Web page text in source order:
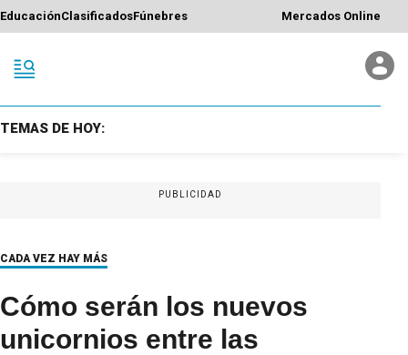
EducaciónClasificadosFúnebres Mercados Online
TEMAS DE HOY:
PUBLICIDAD
CADA VEZ HAY MÁS
Cómo serán los nuevos
unicornios entre las